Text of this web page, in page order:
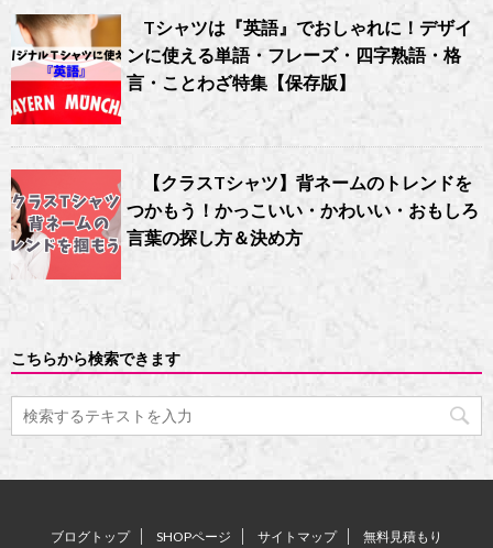
Tシャツは『英語』でおしゃれに！デザイ
ンに使える単語・フレーズ・四字熟語・格
言・ことわざ特集【保存版】
【クラスTシャツ】背ネームのトレンドを
つかもう！かっこいい・かわいい・おもしろ
言葉の探し方＆決め方
こちらから検索できます
ブログトップ SHOPページ サイトマップ 無料見積もり